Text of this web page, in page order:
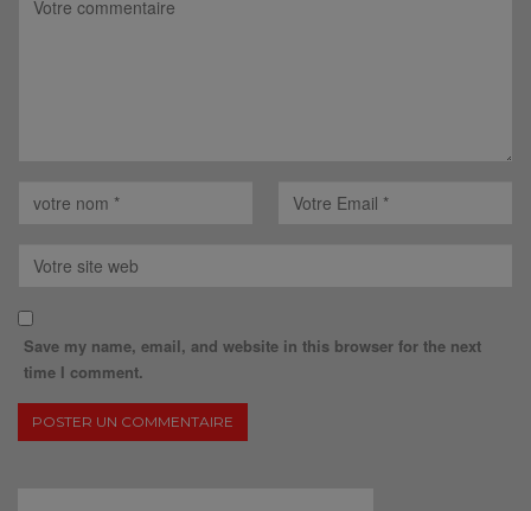
Save my name, email, and website in this browser for the next
time I comment.